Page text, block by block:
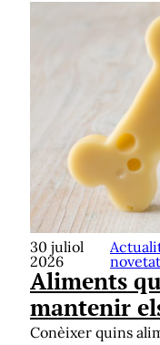
30 juliol
2026
Aliments
mantenir
Conèixer quins